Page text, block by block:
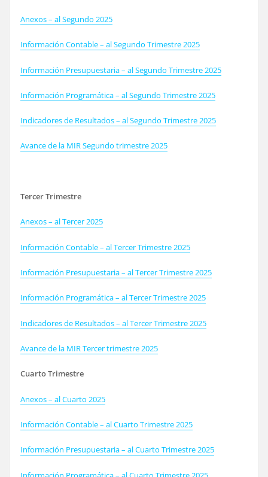
Anexos – al Segundo 2025
Información Contable – al Segundo Trimestre 2025
Información Presupuestaria – al Segundo Trimestre 2025
Información Programática – al Segundo Trimestre 2025
Indicadores de Resultados – al Segundo Trimestre 2025
Avance de la MIR Segundo trimestre 2025
Tercer Trimestre
Anexos – al Tercer 2025
Información Contable – al Tercer Trimestre 2025
Información Presupuestaria – al Tercer Trimestre 2025
Información Programática – al Tercer Trimestre 2025
Indicadores de Resultados – al Tercer Trimestre 2025
Avance de la MIR Tercer trimestre 2025
Cuarto Trimestre
Anexos – al Cuarto 2025
Información Contable – alCuarto Trimestre 2025
Información Presupuestaria – alCuarto Trimestre 2025